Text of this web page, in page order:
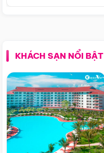
KHÁCH SẠN NỔI BẬT